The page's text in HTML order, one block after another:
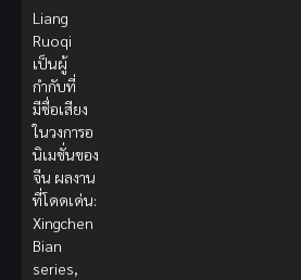
Liang
Ruoqi
เป็นผู้
กำกับที่
มีชื่อเสียง
ในวงการอ
นิเมชั่นของ
จีน ผลงาน
ที่โดดเด่น:
Xingchen
Bian
series,